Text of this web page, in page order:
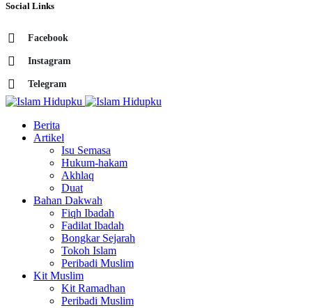
Social Links
Facebook
Instagram
Telegram
Berita
Artikel
Isu Semasa
Hukum-hakam
Akhlaq
Duat
Bahan Dakwah
Fiqh Ibadah
Fadilat Ibadah
Bongkar Sejarah
Tokoh Islam
Peribadi Muslim
Kit Muslim
Kit Ramadhan
Peribadi Muslim